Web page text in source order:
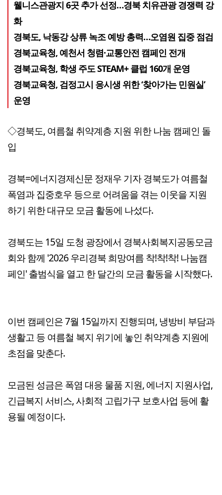
웰니스관광지 6곳 추가 선정…경북 치유관광 경쟁력 강
화
경북도, 낙동강 상류 녹조 예방 총력…오염원 집중 점검
경북교육청, 예천서 청렴·교통안전 캠페인 전개
경북교육청, 학생 주도 STEAM+ 클럽 160개 운영
경북교육청, 검정고시 응시생 위한 ‘찾아가는 민원실’
운영
◇경북도, 여름철 취약계층 지원 위한 나눔 캠페인 돌
입
경북=에너지경제신문 정재우 기자 경북도가 여름철
폭염과 집중호우 등으로 어려움을 겪는 이웃을 지원
하기 위한 대규모 모금 활동에 나섰다.
경북도는 15일 도청 광장에서 경북사회복지공동모금
회와 함께 '2026 우리경북 희망여름 착!착!착! 나눔캠
페인' 출범식을 열고 한 달간의 모금 활동을 시작했다.
이번 캠페인은 7월 15일까지 진행되며, 냉방비 부담과
생활고 등 여름철 복지 위기에 놓인 취약계층 지원에
초점을 맞춘다.
모금된 성금은 폭염 대응 물품 지원, 에너지 지원사업,
긴급복지 서비스, 사회적 고립가구 보호사업 등에 활
용될 예정이다.